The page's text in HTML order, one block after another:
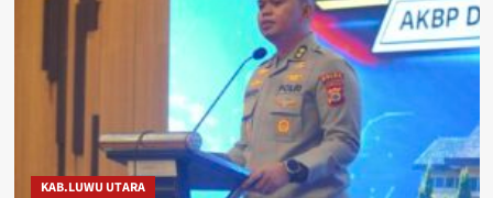
KAB.LUWU UTARA